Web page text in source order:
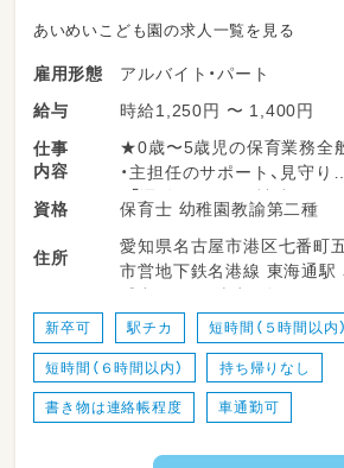
あいめいこども園の求人一覧を見る
雇用形態
アルバイト・パート
給与
時給1,250円 〜 1,400円
仕事
内容
★0歳〜5歳児の保育業務全般
・主担任のサポート、見守り
・「運動あそび」の補助
・異年齢保育（縦割り）のサポ
・給食、排泄の介助、清掃な
資格 保育士 幼稚園教諭第二種
住所
愛知県名古屋市港区七番町五丁
市営地下鉄名港線 東海通駅
番出口から 徒歩2分
新卒可 駅チカ 短時間（５時間以内）
短時間（６時間以内） 持ち帰りなし
書き物は連絡帳程度 車通勤可